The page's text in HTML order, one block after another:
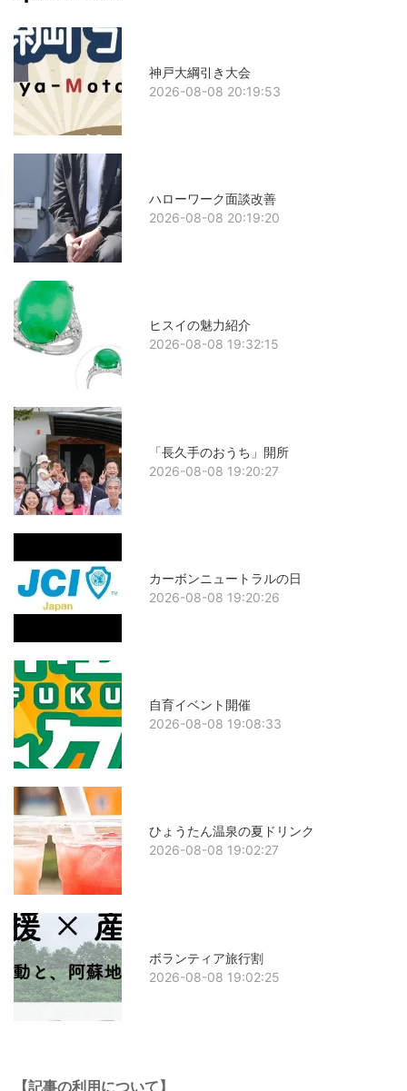
神戸大綱引き大会
2026-08-08 20:19:53
ハローワーク面談改善
2026-08-08 20:19:20
ヒスイの魅力紹介
2026-08-08 19:32:15
「長久手のおうち」開所
2026-08-08 19:20:27
カーボンニュートラルの日
2026-08-08 19:20:26
自育イベント開催
2026-08-08 19:08:33
ひょうたん温泉の夏ドリンク
2026-08-08 19:02:27
ボランティア旅行割
2026-08-08 19:02:25
【記事の利用について】